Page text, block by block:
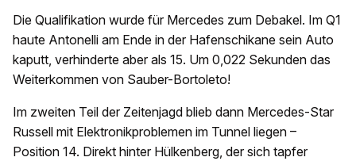
Die Qualifikation wurde für Mercedes zum Debakel. Im Q1
haute Antonelli am Ende in der Hafenschikane sein Auto
kaputt, verhinderte aber als 15. Um 0,022 Sekunden das
Weiterkommen von Sauber-Bortoleto!
Im zweiten Teil der Zeitenjagd blieb dann Mercedes-Star
Russell mit Elektronikproblemen im Tunnel liegen –
Position 14. Direkt hinter Hülkenberg, der sich tapfer